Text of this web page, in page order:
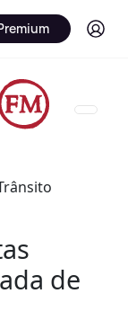
Log in
de